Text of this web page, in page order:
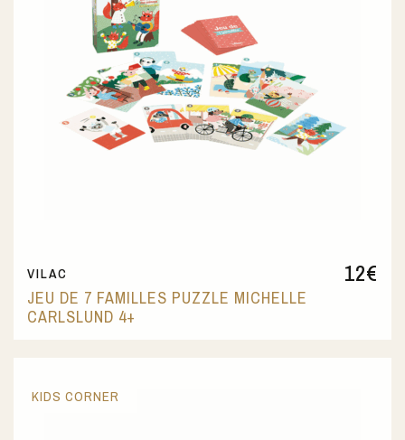
12€
VILAC
JEU DE 7 FAMILLES PUZZLE MICHELLE
CARLSLUND 4+
KIDS CORNER